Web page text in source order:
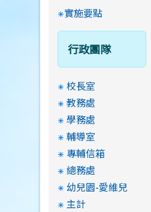
實施要點
行政團隊
校長室
教務處
學務處
輔導室
專輔信箱
總務處
幼兒園-愛維兒
主計